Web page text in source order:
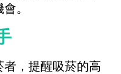
。
，提醒吸菸的高